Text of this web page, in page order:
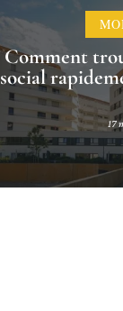
Comment
social
17